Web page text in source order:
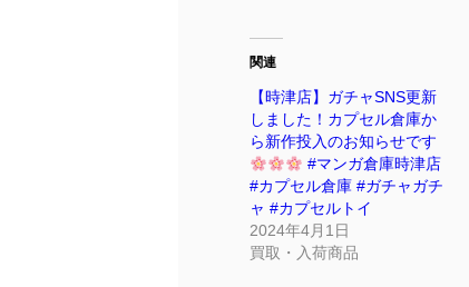
関連
【時津店】ガチャSNS更新
しました！カプセル倉庫か
ら新作投入のお知らせです
#マンガ倉庫時津店
#カプセル倉庫 #ガチャガチ
ャ #カプセルトイ
2024年4月1日
買取・入荷商品